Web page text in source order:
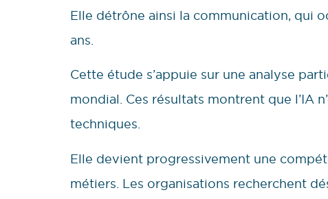
Elle détrône ainsi la communication, qui
ans.
Cette étude s’appuie sur une analyse
mondial. Ces résultats montrent que l’IA
techniques.
Elle devient progressivement une
métiers. Les organisations recherchent